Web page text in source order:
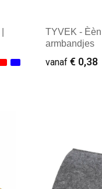
TYVEK -
armbandjes
vanaf € 0,38